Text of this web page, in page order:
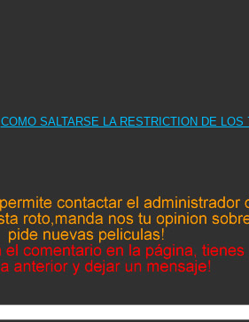
COMO SALTARSE LA RESTRICTION DE